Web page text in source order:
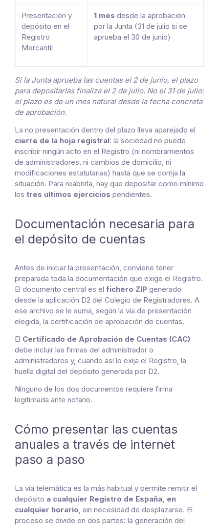
Presentación y
depósito en el
Registro
Mercantil
1 mes desde la aprobación
por la Junta (31 de julio si se
aprueba el 30 de junio)
Si la Junta aprueba las cuentas el 2 de junio, el plazo
para depositarlas finaliza el 2 de julio. No el 31 de julio:
el plazo es de un mes natural desde la fecha concreta
de aprobación.
La no presentación dentro del plazo lleva aparejado el
cierre de la hoja registral: la sociedad no puede
inscribir ningún acto en el Registro (ni nombramientos
de administradores, ni cambios de domicilio, ni
modificaciones estatutarias) hasta que se corrija la
situación. Para reabrirla, hay que depositar como mínimo
los tres últimos ejercicios pendientes.
Documentación necesaria para
el depósito de cuentas
Antes de iniciar la presentación, conviene tener
preparada toda la documentación que exige el Registro.
El documento central es el fichero ZIP generado
desde la aplicación D2 del Colegio de Registradores. A
ese archivo se le suma, según la vía de presentación
elegida, la certificación de aprobación de cuentas.
El Certificado de Aprobación de Cuentas (CAC)
debe incluir las firmas del administrador o
administradores y, cuando así lo exija el Registro, la
huella digital del depósito generada por D2.
Ninguno de los dos documentos requiere firma
legitimada ante notario.
Cómo presentar las cuentas
anuales a través de internet
paso a paso
La vía telemática es la más habitual y permite remitir el
depósito a cualquier Registro de España, en
cualquier horario, sin necesidad de desplazarse. El
proceso se divide en dos partes: la generación del